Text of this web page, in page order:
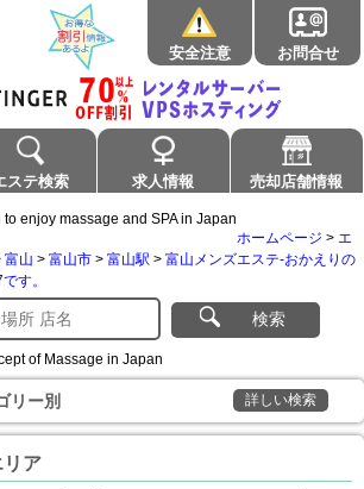
安全注意 お問合せ
ステ検索 求人情報 売却店舗情報
enjoy massage and SPA in Japan
ホームページ > エ
富山 > 富山市 > 富山駅 > 富山メンズエステ-おかえりの
す。
検索
of Massage in Japan
リー別 詳しい検索
リア